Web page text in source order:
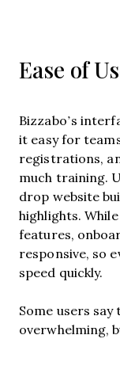
Ease of
Bizzabo’s
it easy for
registrations,
much training.
drop website
highlights.
features,
responsive, so
speed quickly.
Some users
overwhelming,